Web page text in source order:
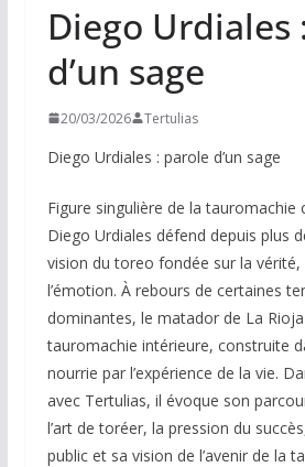
Diego Urdiales
d’un sage
20/03/2026 Tertulias
Diego Urdiales : parole d’un sage
Figure singulière de la tauromachie
Diego Urdiales défend depuis plus
vision du toreo fondée sur la
l’émotion. À rebours de certaines
dominantes, le matador de La
tauromachie intérieure, construite
nourrie par l’expérience de la vie.
avec Tertulias, il évoque son
l’art de toréer, la pression du
public et sa vision de l’avenir de la